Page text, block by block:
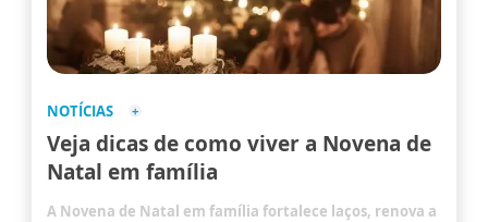
NOTÍCIAS
Veja dicas de como viver a Novena de
Natal em família
A Novena de Natal em família fortalece laços, renova a